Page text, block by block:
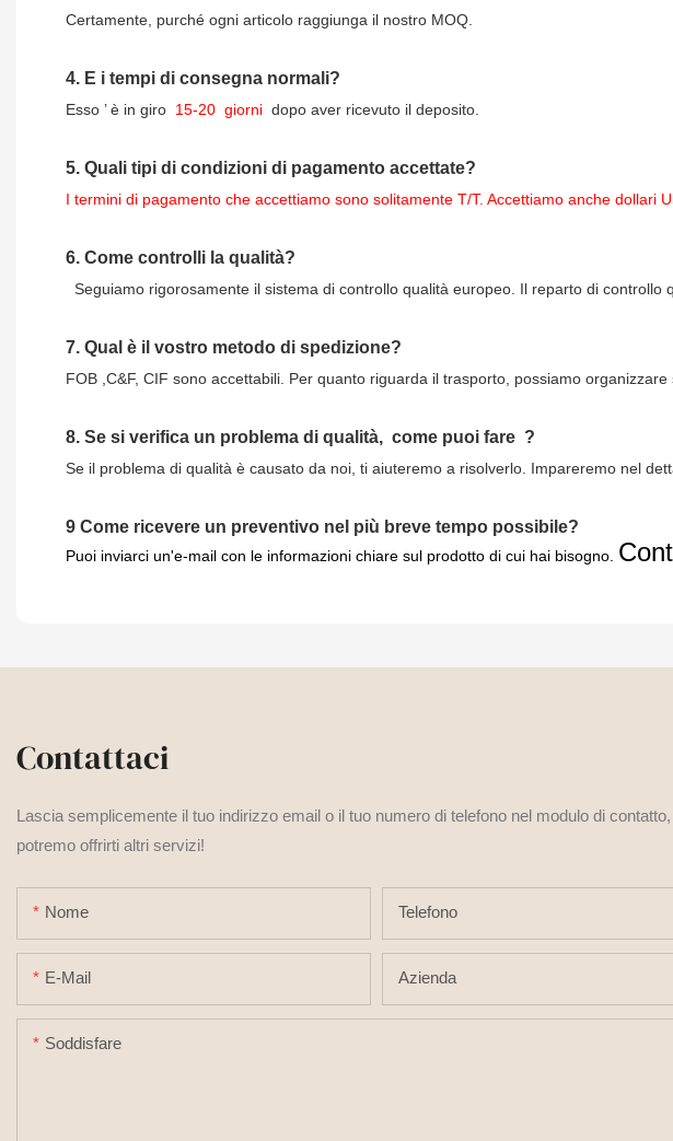
Certamente, purché ogni articolo raggiunga il nostro MOQ.
4. E i tempi di consegna normali?
Esso ’è in giro 15-20 giorni dopo aver ricevuto il deposito.
5. Quali tipi di condizioni di pagamento accettate?
I termini di pagamento che accettiamo sono solitamente T/T. Accettiamo anche dollari
6. Come controlli la qualità?
Seguiamo rigorosamente il sistema di controllo qualità europeo. Il reparto di
7. Qual è il vostro metodo di spedizione?
FOB ,C&F, CIF sono accettabili. Per quanto riguarda il trasporto, possiamo
8. Se si verifica un problema di qualità, come puoi fare ?
Se il problema di qualità è causato da noi, ti aiuteremo a risolverlo. Impareremo nel
9 Come ricevere un preventivo nel più breve tempo possibile?
Puoi inviarci un'e-mail con le informazioni chiare sul prodotto di cui hai bisogno.
Contattaci
Lascia semplicemente il tuo indirizzo email o il tuo numero di telefono nel modulo di
potremo offrirti altri servizi!
Nome Telefono
E-Mail Azienda
Soddisfare